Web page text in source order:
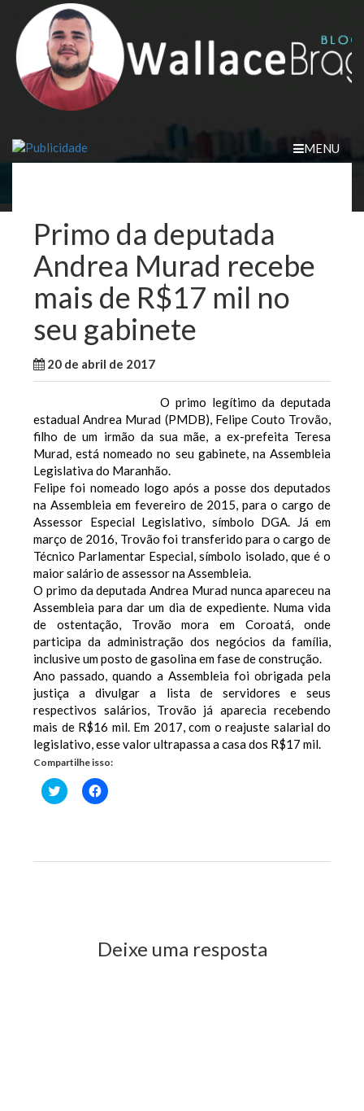
content
MENU
Primo da deputada
Andrea Murad recebe
mais de R$17 mil no
seu gabinete
20 de abril de 2017
O primo legítimo da deputada
estadual Andrea Murad (PMDB), Felipe Couto Trovão,
filho de um irmão da sua mãe, a ex-prefeita Teresa
Murad, está nomeado no seu gabinete, na Assembleia
Legislativa do Maranhão.
Felipe foi nomeado logo após a posse dos deputados
na Assembleia em fevereiro de 2015, para o cargo de
Assessor Especial Legislativo, símbolo DGA. Já em
março de 2016, Trovão foi transferido para o cargo de
Técnico Parlamentar Especial, símbolo isolado, que é o
maior salário de assessor na Assembleia.
O primo da deputada Andrea Murad nunca apareceu na
Assembleia para dar um dia de expediente. Numa vida
de ostentação, Trovão mora em Coroatá, onde
participa da administração dos negócios da família,
inclusive um posto de gasolina em fase de construção.
Ano passado, quando a Assembleia foi obrigada pela
justiça a divulgar a lista de servidores e seus
respectivos salários, Trovão já aparecia recebendo
mais de R$16 mil. Em 2017, com o reajuste salarial do
legislativo, esse valor ultrapassa a casa dos R$17 mil.
Compartilhe isso:
Clique
para
janela)
Clique
para
janela)
Deixe uma resposta